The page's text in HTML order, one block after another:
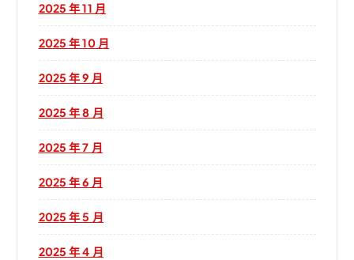
2025 年 11 月
2025 年 10 月
2025 年 9 月
2025 年 8 月
2025 年 7 月
2025 年 6 月
2025 年 5 月
2025 年 4 月